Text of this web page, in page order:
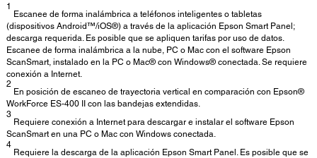
1
Escanee de forma inalámbrica a teléfonos inteligentes o tabletas
(dispositivos Android™/iOS®) a través de la aplicación Epson Smart Panel;
descarga requerida. Es posible que se apliquen tarifas por uso de datos.
Escanee de forma inalámbrica a la nube, PC o Mac con el software Epson
ScanSmart, instalado en la PC o Mac® con Windows® conectada. Se requiere
conexión a Internet.
2
En posición de escaneo de trayectoria vertical en comparación con Epson®
WorkForce ES-400 II con las bandejas extendidas.
3
Requiere conexión a Internet para descargar e instalar el software Epson
ScanSmart en una PC o Mac con Windows conectada.
4
Requiere la descarga de la aplicación Epson Smart Panel. Es posible que se